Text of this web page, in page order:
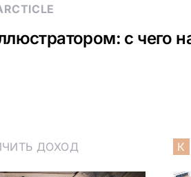
с чего
ДОХОД К